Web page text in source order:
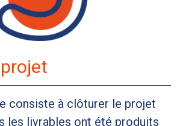
consiste à clôturer le projet
les livrables ont été produits